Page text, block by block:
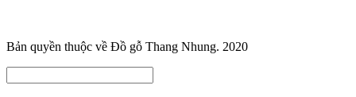
Bản quyền thuộc về Đồ gỗ Thang Nhung. 2020